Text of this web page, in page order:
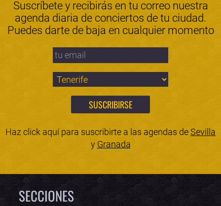
Suscríbete y recibirás en tu correo nuestra
agenda diaria de conciertos de tu ciudad.
Puedes darte de baja en cualquier momento
Haz click aquí para suscribirte a las agendas deSevilla
y Granada
SECCIONES